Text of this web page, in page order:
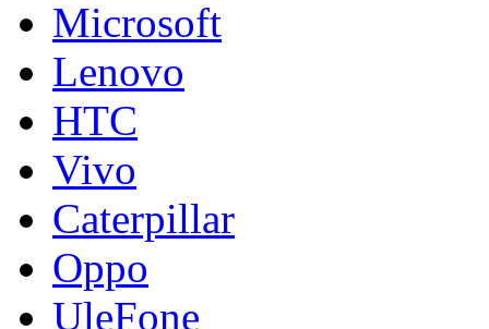
Microsoft
Lenovo
HTC
Vivo
Caterpillar
Oppo
UleFone